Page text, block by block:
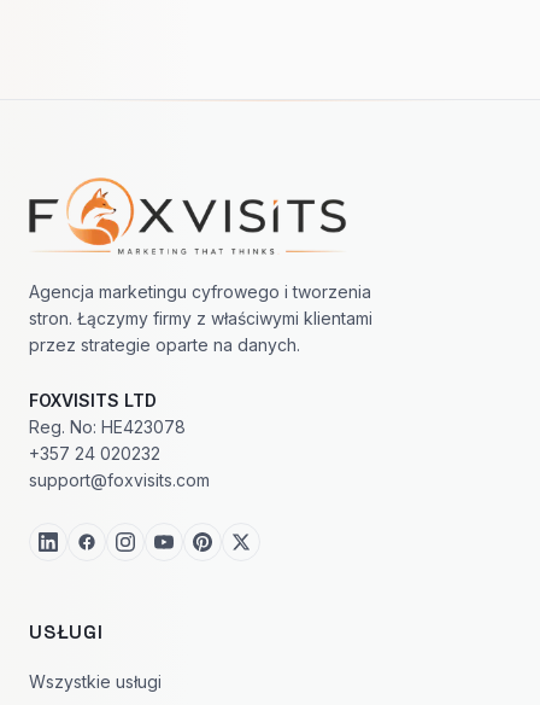
Nawigacja w stopce
Agencja marketingu cyfrowego i tworzenia
stron. Łączymy firmy z właściwymi klientami
przez strategie oparte na danych.
FOXVISITS LTD
Reg. No: HE423078
+357 24 020232
support@foxvisits.com
USŁUGI
Wszystkie usługi